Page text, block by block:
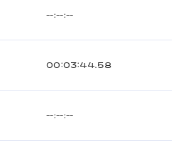
--:--:--
00:03:44.58
--:--:--